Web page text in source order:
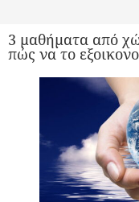
3 μαθήματα από
πώς να το